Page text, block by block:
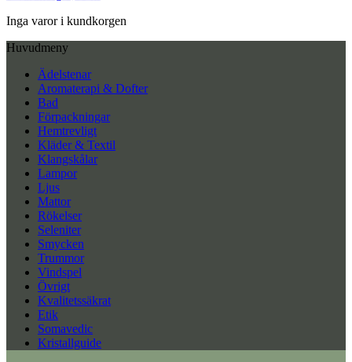
Inga varor i kundkorgen
Huvudmeny
Ädelstenar
Aromaterapi & Dofter
Bad
Förpackningar
Hemtrevligt
Kläder & Textil
Klangskålar
Lampor
Ljus
Mattor
Rökelser
Seleniter
Smycken
Trummor
Vindspel
Övrigt
Kvalitetssäkrat
Etik
Somavedic
Kristallguide